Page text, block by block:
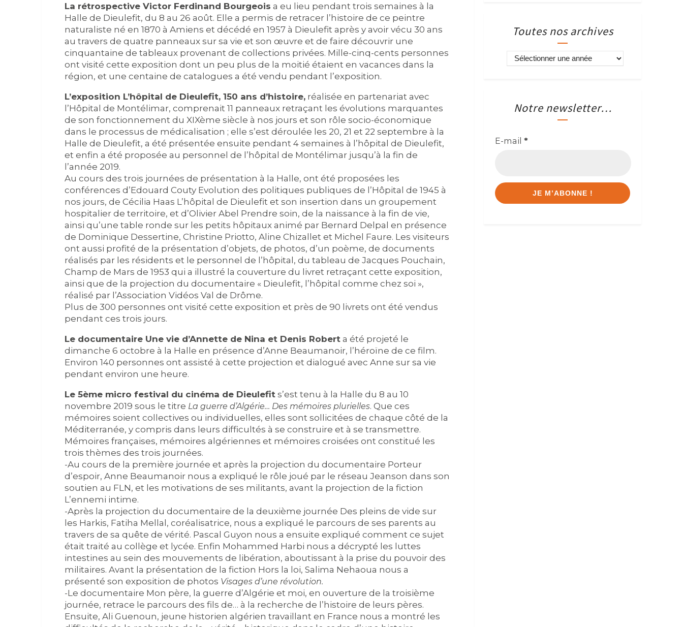
La rétrospective Victor Ferdinand Bourgeois a eu lieu pendant trois semaines à la
Halle de Dieulefit, du 8 au 26 août. Elle a permis de retracer l’histoire de ce peintre
naturaliste né en 1870 à Amiens et décédé en 1957 à Dieulefit après y avoir vécu 30 ans
au travers de quatre panneaux sur sa vie et son œuvre et de faire découvrir une
cinquantaine de tableaux provenant de collections privées. Mille-cinq-cents personnes
ont visité cette exposition dont un peu plus de la moitié étaient en vacances dans la
région, et une centaine de catalogues a été vendu pendant l’exposition.
L’exposition L’hôpital de Dieulefit, 150 ans d’histoire, réalisée en partenariat avec
l’Hôpital de Montélimar, comprenait 11 panneaux retraçant les évolutions marquantes
de son fonctionnement du XIXème siècle à nos jours et son rôle socio-économique
dans le processus de médicalisation ; elle s’est déroulée les 20, 21 et 22 septembre à la
Halle de Dieulefit, a été présentée ensuite pendant 4 semaines à l’hôpital de Dieulefit,
et enfin a été proposée au personnel de l’hôpital de Montélimar jusqu’à la fin de
l’année 2019.
Au cours des trois journées de présentation à la Halle, ont été proposées les
conférences d’Edouard Couty Evolution des politiques publiques de l’Hôpital de 1945 à
nos jours, de Cécilia Haas L’hôpital de Dieulefit et son insertion dans un groupement
hospitalier de territoire, et d’Olivier Abel Prendre soin, de la naissance à la fin de vie,
ainsi qu’une table ronde sur les petits hôpitaux animé par Bernard Delpal en présence
de Dominique Dessertine, Christine Priotto, Aline Chizallet et Michel Faure. Les visiteurs
ont aussi profité de la présentation d’objets, de photos, d’un poème, de documents
réalisés par les résidents et le personnel de l’hôpital, du tableau de Jacques Pouchain,
Champ de Mars de 1953 qui a illustré la couverture du livret retraçant cette exposition,
ainsi que de la projection du documentaire « Dieulefit, l’hôpital comme chez soi »,
réalisé par l’Association Vidéos Val de Drôme.
Plus de 300 personnes ont visité cette exposition et près de 90 livrets ont été vendus
pendant ces trois jours.
Le documentaire Une vie d’Annette de Nina et Denis Robert a été projeté le
dimanche 6 octobre à la Halle en présence d’Anne Beaumanoir, l’héroïne de ce film.
Environ 140 personnes ont assisté à cette projection et dialogué avec Anne sur sa vie
pendant environ une heure.
Le 5ème micro festival du cinéma de Dieulefit s’est tenu à la Halle du 8 au 10
novembre 2019 sous le titre La guerre d’Algérie… Des mémoires plurielles. Que ces
mémoires soient collectives ou individuelles, elles sont sollicitées de chaque côté de la
Méditerranée, y compris dans leurs difficultés à se construire et à se transmettre.
Mémoires françaises, mémoires algériennes et mémoires croisées ont constitué les
trois thèmes des trois journées.
-Au cours de la première journée et après la projection du documentaire Porteur
d’espoir, Anne Beaumanoir nous a expliqué le rôle joué par le réseau Jeanson dans son
soutien au FLN, et les motivations de ses militants, avant la projection de la fiction
L’ennemi intime.
-Après la projection du documentaire de la deuxième journée Des pleins de vide sur
les Harkis, Fatiha Mellal, coréalisatrice, nous a expliqué le parcours de ses parents au
travers de sa quête de vérité. Pascal Guyon nous a ensuite expliqué comment ce sujet
était traité au collège et lycée. Enfin Mohammed Harbi nous a décrypté les luttes
intestines au sein des mouvements de libération, aboutissant à la prise du pouvoir des
militaires. Avant la présentation de la fiction Hors la loi, Salima Nehaoua nous a
présenté son exposition de photos Visages d’une révolution.
-Le documentaire Mon père, la guerre d’Algérie et moi, en ouverture de la troisième
journée, retrace le parcours des fils de… à la recherche de l’histoire de leurs pères.
Ensuite, Ali Guenoun, jeune historien algérien travaillant en France nous a montré les
Toutes nos archives
Notre newsletter…
E-mail *